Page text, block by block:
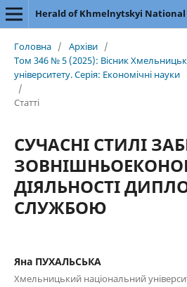
Головна / Архіви /
Том 346 № 5 (2025): Вісник
університету. Серія: Економічні науки
/
Статті
СУЧАСНІ СТИЛІ
ДІЯЛЬНОСТІ
СЛУЖБОЮ
Яна ПУХАЛЬСЬКА
Хмельницький національний